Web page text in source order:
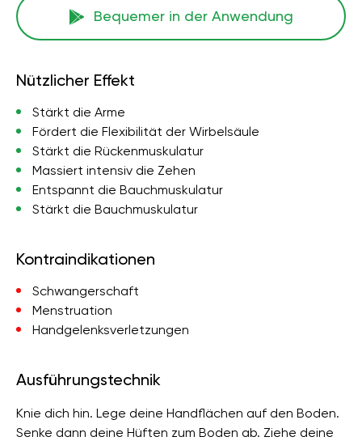
Bequemer in der Anwendung
Nützlicher Effekt
Stärkt die Arme
Fördert die Flexibilität der Wirbelsäule
Stärkt die Rückenmuskulatur
Massiert intensiv die Zehen
Entspannt die Bauchmuskulatur
Stärkt die Bauchmuskulatur
Kontraindikationen
Schwangerschaft
Menstruation
Handgelenksverletzungen
Ausführungstechnik
Knie dich hin. Lege deine Handflächen auf den Boden.
Senke dann deine Hüften zum Boden ab. Ziehe deine